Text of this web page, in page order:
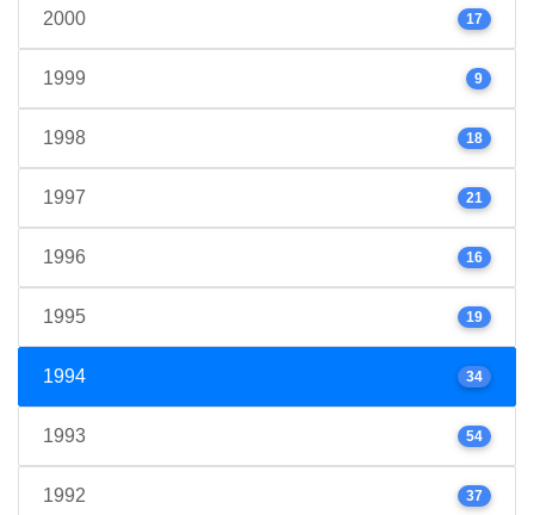
2000 17
1999 9
1998 18
1997 21
1996 16
1995 19
1994 34
1993 54
1992 37